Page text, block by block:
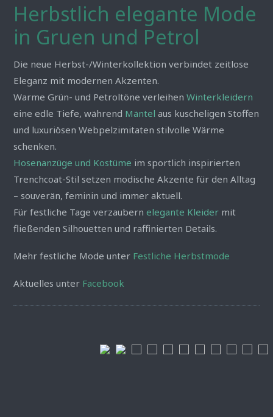
Herbstlich elegante Mode
in Gruen und Petrol
Die neue Herbst-/Winterkollektion verbindet zeitlose
Eleganz mit modernen Akzenten.
Warme Grün- und Petroltöne verleihenWinterkleidern
eine edle Tiefe, während Mäntel aus kuscheligen Stoffen
und luxuriösen Webpelzimitaten stilvolle Wärme
schenken.
Hosenanzüge und Kostüme im sportlich inspirierten
Trenchcoat-Stil setzen modische Akzente für den Alltag
– souverän, feminin und immer aktuell.
Für festliche Tage verzaubernelegante Kleider mit
fließenden Silhouetten und raffinierten Details.
Mehr festliche Mode unter Festliche Herbstmode
Aktuelles unter Facebook